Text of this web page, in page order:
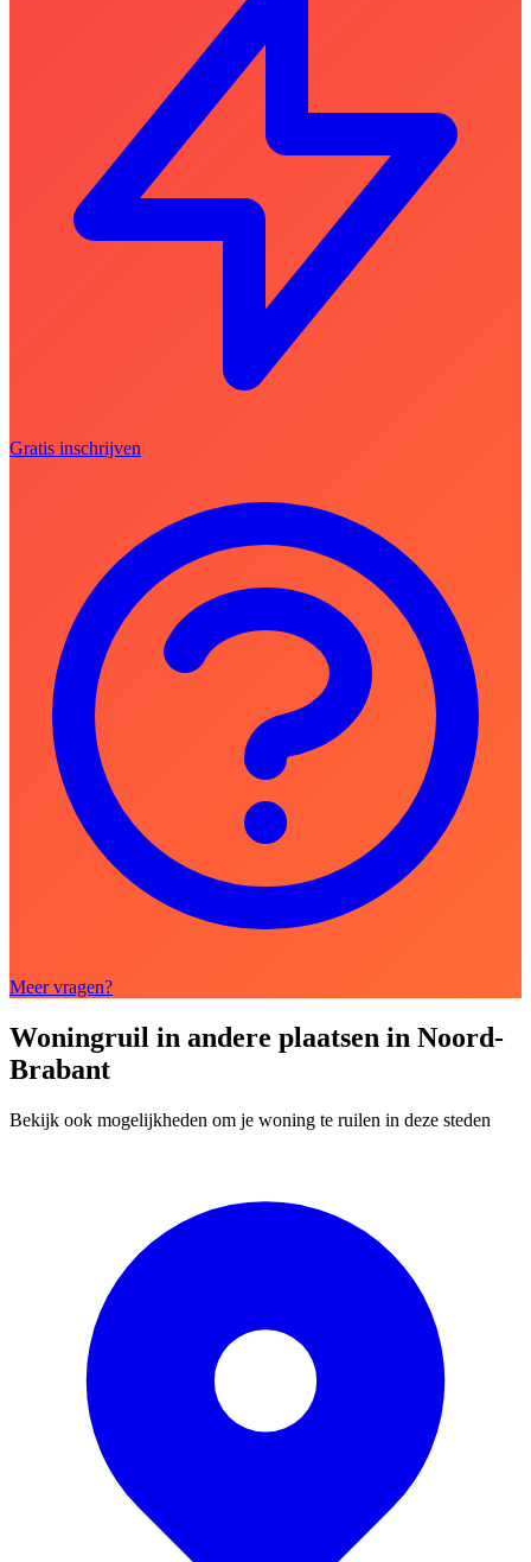
Gratis inschrijven
Meer vragen?
Woningruil in andere plaatsen in Noord-
Brabant
Bekijk ook mogelijkheden om je woning te ruilen in deze steden